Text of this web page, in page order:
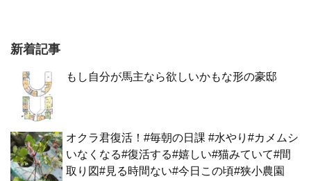
新着記事
もし自分が馬主なら欲しいかもな形の豪邸
オクラ君復活！#毎朝の日課 #水やり#カメムシ
いなくなる#復活する#嬉しい#猫みていて#間
取り図#見る時間ない#今日この頃#狭小農園